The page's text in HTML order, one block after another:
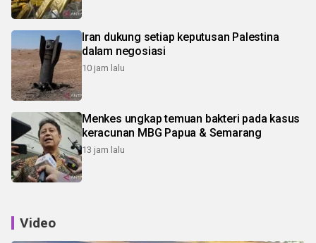
Iran dukung setiap keputusan Palestina
dalam negosiasi
10 jam lalu
Menkes ungkap temuan bakteri pada kasus
keracunan MBG Papua & Semarang
13 jam lalu
Video